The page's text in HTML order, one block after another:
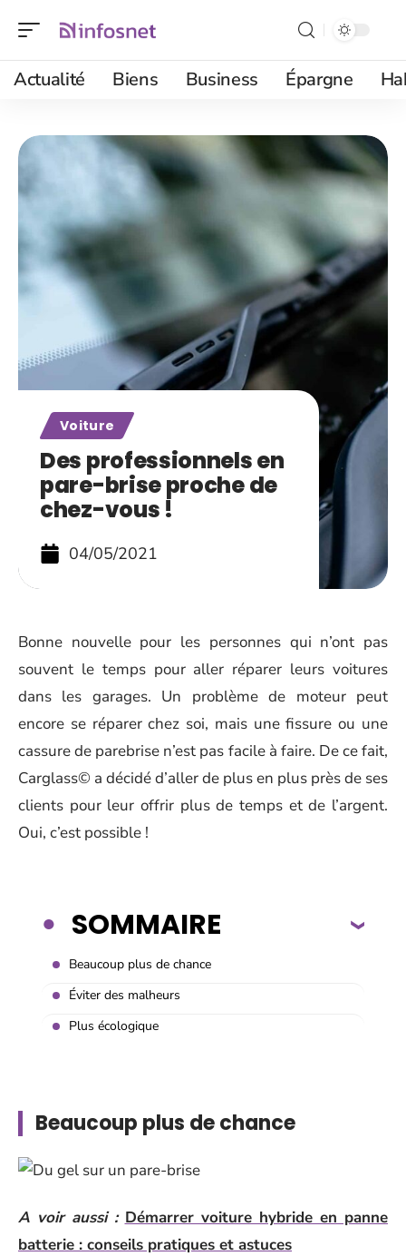
Actualité Biens Business Épargne
Voiture
Des professionnels en
pare-brise proche de
chez-vous !
04/05/2021
Bonne nouvelle pour les personnes qui n’ont pas
souvent le temps pour aller réparer leurs voitures
dans les garages. Un problème de moteur peut
encore se réparer chez soi, mais une fissure ou une
cassure de parebrise n’est pas facile à faire. De ce fait,
Carglass© a décidé d’aller de plus en plus près de ses
clients pour leur offrir plus de temps et de l’argent.
Oui, c’est possible !
SOMMAIRE
Beaucoup plus de chance
Éviter des malheurs
Plus écologique
Beaucoup plus de chance
A voir aussi : Démarrer voiture hybride en panne
batterie : conseils pratiques et astuces